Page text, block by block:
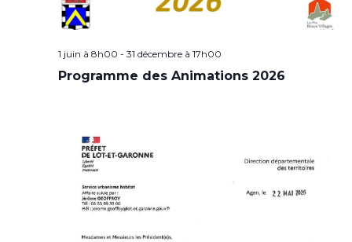
1 juin à 8h00 - 31 décembre à 17h00
Programme des Animations 2026